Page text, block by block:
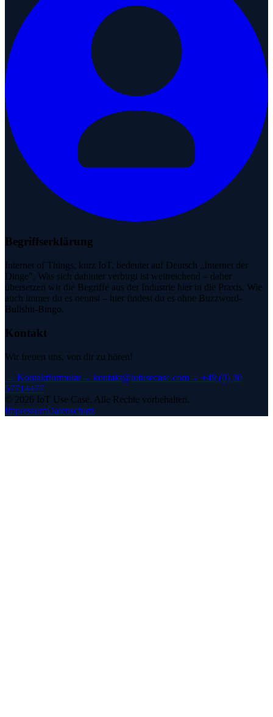
Begriffserklärung
Internet of Things, kurz IoT, bedeutet auf Deutsch „Internet der
Dinge". Was sich dahinter verbirgt ist weitreichend – daher
übersetzen wir die Begriffe aus der Industrie hier in die Praxis. Wie
auch immer du es nennst – hier findest du es ohne Buzzword-
Bullshit-Bingo.
Kontakt
Wir freuen uns, von dir zu hören!
→ Kontaktformular→ kontakt@iotusecase.com→ +49 (0) 30
57714477
© 2026 IoT Use Case. Alle Rechte vorbehalten.
ImpressumDatenschutz